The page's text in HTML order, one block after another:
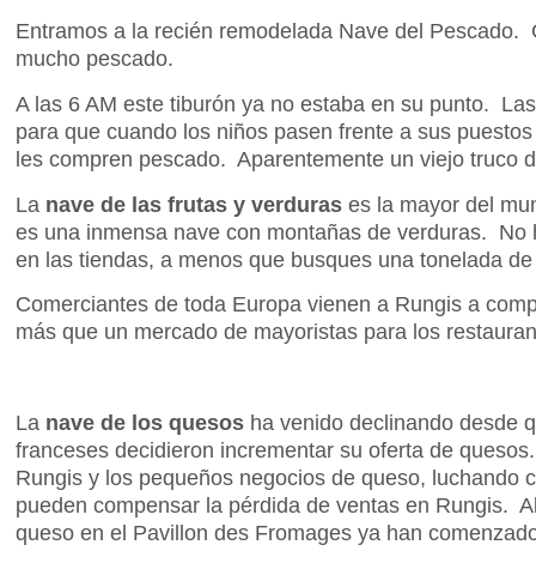
Entramos a la recién remodelada Nave del Pescado.
mucho pescado.
A las 6 AM este tiburón ya no estaba en su punto.
para que cuando los niños pasen frente a sus
les compren pescado. Aparentemente un viejo truco
La nave de las frutas y verduras es la mayor del
es una inmensa nave con montañas de verduras. No
en las tiendas, a menos que busques una tonelada
Comerciantes de toda Europa vienen a Rungis a
más que un mercado de mayoristas para los
La nave de los quesos ha venido declinando desde
franceses decidieron incrementar su oferta de
Rungis y los pequeños negocios de queso, luchando
pueden compensar la pérdida de ventas en Rungis.
queso en el Pavillon des Fromages ya han